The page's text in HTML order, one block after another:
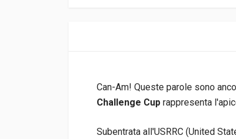
Can-Am! Queste parole sono
Challenge Cup rappresenta
Subentrata all'USRRC (United